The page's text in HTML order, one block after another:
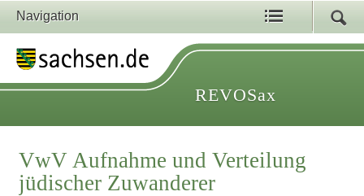
Navigation
REVOSax
VwV Aufnahme und Verteilung
jüdischer Zuwanderer